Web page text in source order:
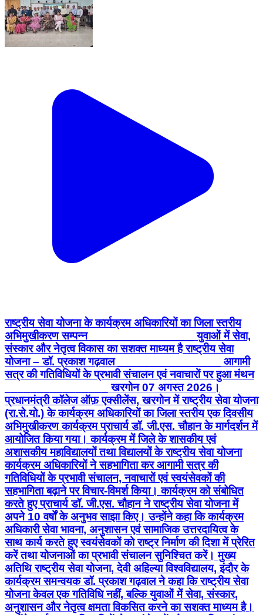
राष्ट्रीय सेवा योजना के कार्यक्रम अधिकारियों का जिला स्तरीय
अभिमुखीकरण सम्पन्न ________________ युवाओं में सेवा,
संस्कार और नेतृत्व विकास का सशक्त माध्यम है राष्ट्रीय सेवा
योजना – डॉ. प्रकाश गढ़वाल ________________ आगामी
सत्र की गतिविधियों के प्रभावी संचालन एवं नवाचारों पर हुआ मंथन
________________ खरगोन 07 अगस्त 2026।
प्रधानमंत्री कॉलेज ऑफ़ एक्सीलेंस, खरगोन में राष्ट्रीय सेवा योजना
(रा.से.यो.) के कार्यक्रम अधिकारियों का जिला स्तरीय एक दिवसीय
अभिमुखीकरण कार्यक्रम प्राचार्य डॉ. जी.एस. चौहान के मार्गदर्शन में
आयोजित किया गया। कार्यक्रम में जिले के शासकीय एवं
अशासकीय महाविद्यालयों तथा विद्यालयों के राष्ट्रीय सेवा योजना
कार्यक्रम अधिकारियों ने सहभागिता कर आगामी सत्र की
गतिविधियों के प्रभावी संचालन, नवाचारों एवं स्वयंसेवकों की
सहभागिता बढ़ाने पर विचार-विमर्श किया। कार्यक्रम को संबोधित
करते हुए प्राचार्य डॉ. जी.एस. चौहान ने राष्ट्रीय सेवा योजना में
अपने 10 वर्षों के अनुभव साझा किए। उन्होंने कहा कि कार्यक्रम
अधिकारी सेवा भावना, अनुशासन एवं सामाजिक उत्तरदायित्व के
साथ कार्य करते हुए स्वयंसेवकों को राष्ट्र निर्माण की दिशा में प्रेरित
करें तथा योजनाओं का प्रभावी संचालन सुनिश्चित करें। मुख्य
अतिथि राष्ट्रीय सेवा योजना, देवी अहिल्या विश्वविद्यालय, इंदौर के
कार्यक्रम समन्वयक डॉ. प्रकाश गढ़वाल ने कहा कि राष्ट्रीय सेवा
योजना केवल एक गतिविधि नहीं, बल्कि युवाओं में सेवा, संस्कार,
अनुशासन और नेतृत्व क्षमता विकसित करने का सशक्त माध्यम है।